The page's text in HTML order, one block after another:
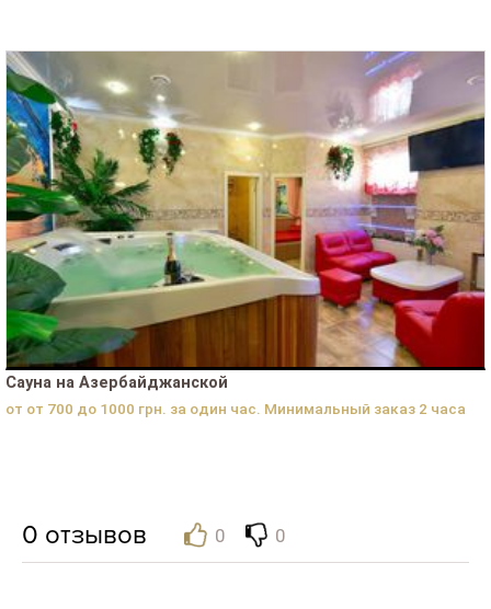
Сауна на Азербайджанской
от от 700 до 1000 грн. за один час. Минимальный заказ 2 часа
0 отзывов 0 0